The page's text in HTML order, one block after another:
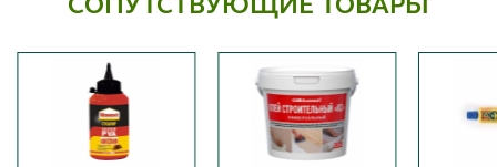
СОПУТСТВУЮЩИЕ ТОВАРЫ